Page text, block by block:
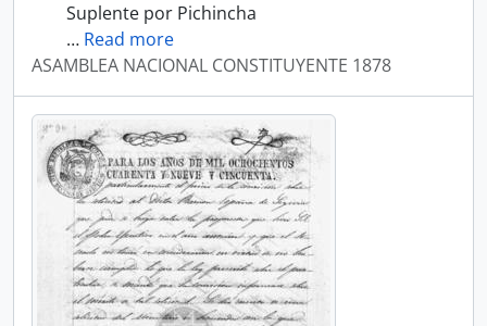
Suplente por Pichincha
… Read more
ASAMBLEA NACIONAL CONSTITUYENTE 1878